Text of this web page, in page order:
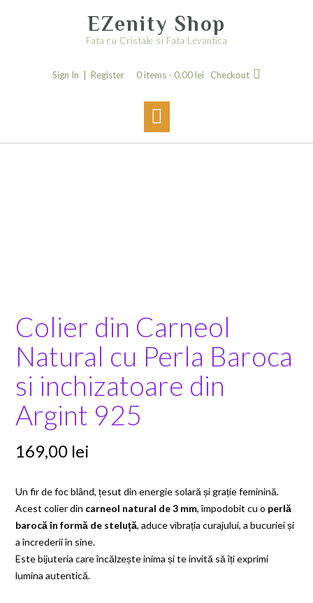
EZenity Shop
Fata cu Cristale si Fata Levantica
Sign In | Register 0 items - 0,00lei Checkout
Colier din Carneol
Natural cu Perla Baroca
si inchizatoare din
Argint 925
169,00 lei
Un fir de foc blând, țesut din energie solară și grație feminină.
Acest colier din carneol natural de 3 mm, împodobit cu o perlă
barocă în formă de steluță, aduce vibrația curajului, a bucuriei și
a încrederii în sine.
Este bijuteria care încălzește inima și te invită să îți exprimi
lumina autentică.